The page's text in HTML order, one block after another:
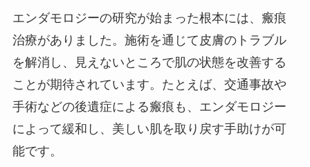
エンダモロジーの研究が始まった根本には、瘢痕
治療がありました。施術を通じて皮膚のトラブル
を解消し、見えないところで肌の状態を改善する
ことが期待されています。たとえば、交通事故や
手術などの後遺症による瘢痕も、エンダモロジー
によって緩和し、美しい肌を取り戻す手助けが可
能です。